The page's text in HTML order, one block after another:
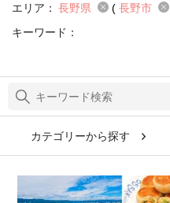
エリア： 長野県 ( 長野市
キーワード：
カテゴリーから探す